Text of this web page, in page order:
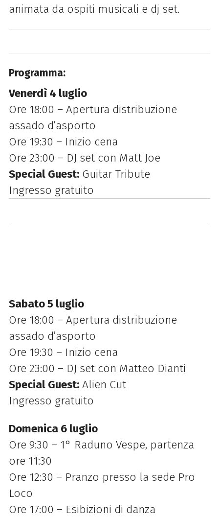
animata da ospiti musicali e dj set.
Programma:
Venerdì 4 luglio
Ore 18:00 – Apertura distribuzione
assado d’asporto
Ore 19:30 – Inizio cena
Ore 23:00 – DJ set con Matt Joe
Special Guest:Guitar Tribute
Ingresso gratuito
Sabato 5 luglio
Ore 18:00 – Apertura distribuzione
assado d’asporto
Ore 19:30 – Inizio cena
Ore 23:00 – DJ set con Matteo Dianti
Special Guest:Alien Cut
Ingresso gratuito
Domenica 6 luglio
Ore 9:30 – 1° Raduno Vespe, partenza
ore 11:30
Ore 12:30 – Pranzo presso la sede Pro
Loco
Ore 17:00 – Esibizioni di danza